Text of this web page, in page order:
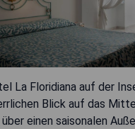
La Floridiana auf der
Blick auf das
einen saisonalen